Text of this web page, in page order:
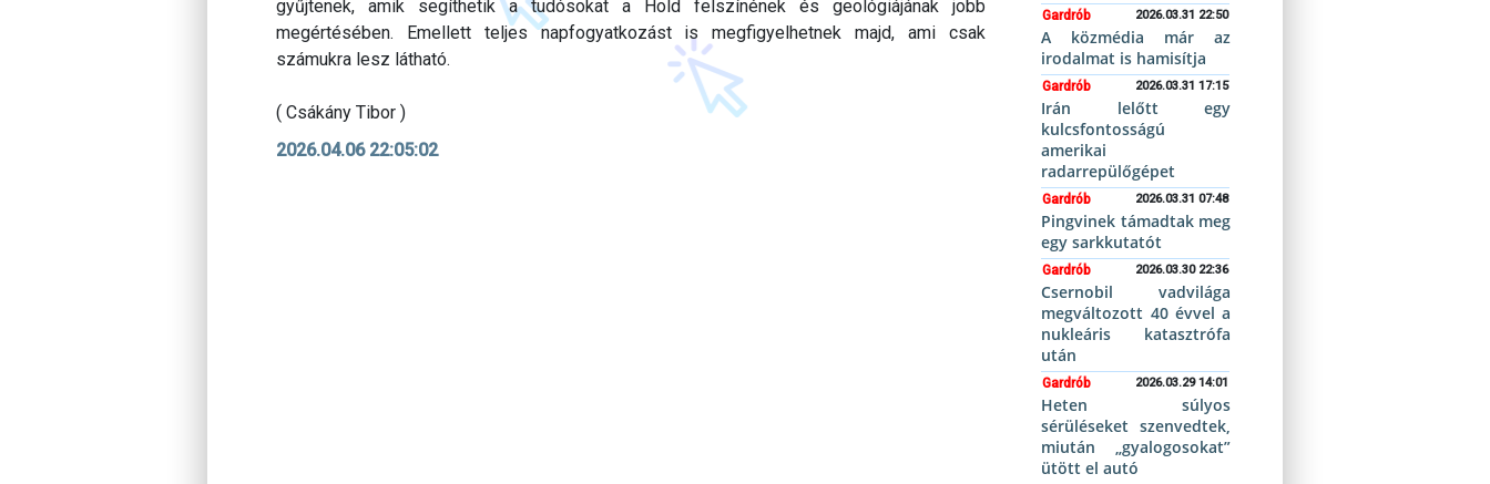
gyűjtenek, amik segíthetik a tudósokat a Hold felszínének és geológiájának jobb
megértésében. Emellett teljes napfogyatkozást is megfigyelhetnek majd, ami csak
számukra lesz látható.
( Csákány Tibor )
2026.04.06 22:05:02
Gardrób 2026.03.31 22:50
A közmédia már az
irodalmat is hamisítja
Gardrób 2026.03.31 17:15
Irán lelőtt egy
kulcsfontosságú
amerikai
radarrepülőgépet
Gardrób 2026.03.31 07:48
Pingvinek támadtak meg
egy sarkkutatót
Gardrób 2026.03.30 22:36
Csernobil vadvilága
megváltozott 40 évvel a
nukleáris katasztrófa
után
Gardrób 2026.03.29 14:01
Heten súlyos
sérüléseket szenvedtek,
miután „gyalogosokat”
ütött el autó